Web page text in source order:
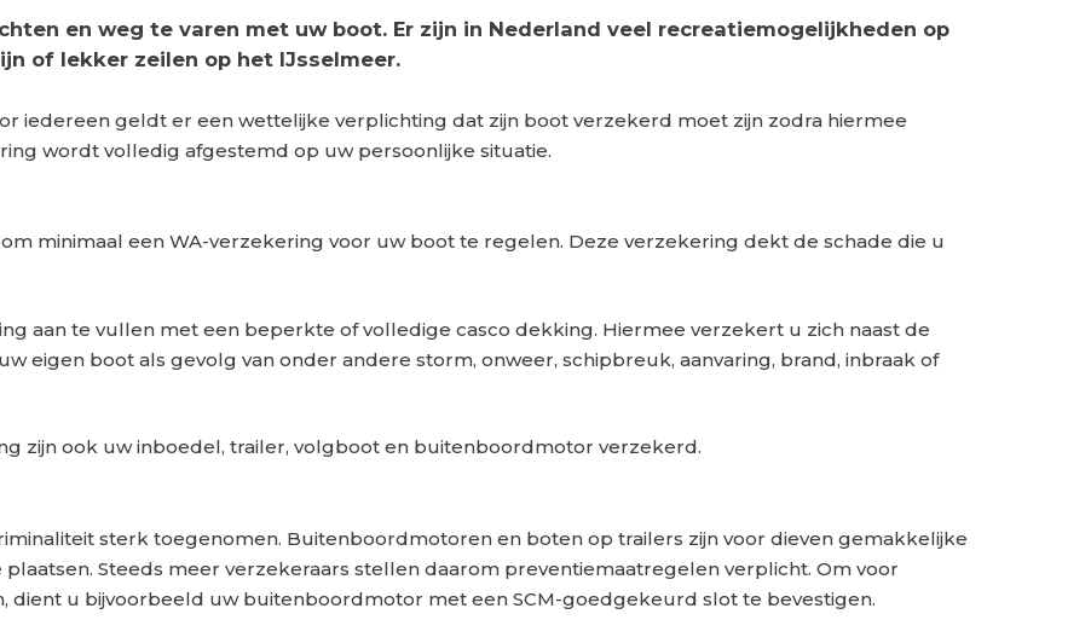
en weg te varen met uw boot. Er zijn in Nederland veel recreatiemogelijkheden op
of lekker zeilen op het IJsselmeer.
iedereen geldt er een wettelijke verplichting dat zijn boot verzekerd moet zijn zodra hiermee
wordt volledig afgestemd op uw persoonlijke situatie.
minimaal een WA-verzekering voor uw boot te regelen. Deze verzekering dekt de schade die u
aan te vullen met een beperkte of volledige casco dekking. Hiermee verzekert u zich naast de
eigen boot als gevolg van onder andere storm, onweer, schipbreuk, aanvaring, brand, inbraak of
zijn ook uw inboedel, trailer, volgboot en buitenboordmotor verzekerd.
sterk toegenomen. Buitenboordmotoren en boten op trailers zijn voor dieven gemakkelijke
Steeds meer verzekeraars stellen daarom preventiemaatregelen verplicht. Om voor
dient u bijvoorbeeld uw buitenboordmotor met een SCM-goedgekeurd slot te bevestigen.